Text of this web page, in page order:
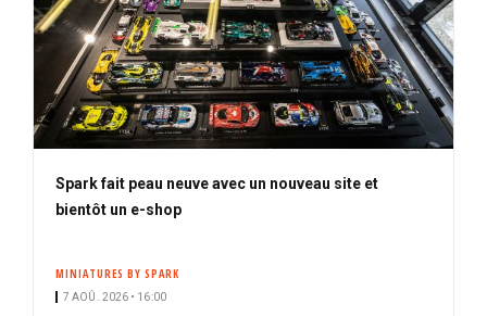
Spark fait peau neuve avec un nouveau site et
bientôt un e-shop
MINIATURES BY SPARK
7 AOÛ. 2026 • 16:00